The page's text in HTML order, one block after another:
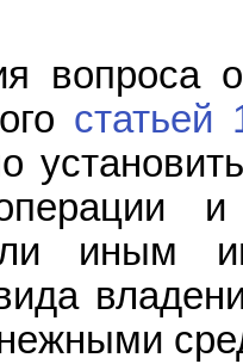
вопроса
статьей
иным